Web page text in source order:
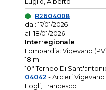
R2604008
dal: 17/01/2026
al: 18/01/2026
Interregionale
Lombardia: Vigevano (PV)
18 m
10° Torneo Di
04042 - Arcieri Vigevano
Fogli, Francesco